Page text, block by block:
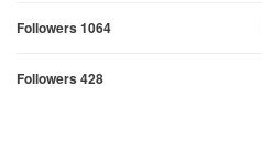
Followers 1064
Followers 428